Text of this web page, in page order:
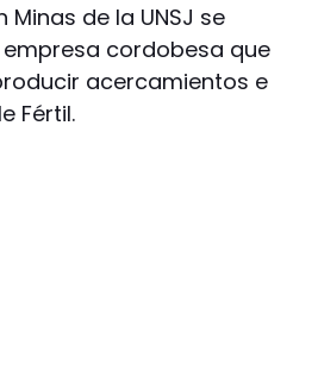
de la UNSJ se
cordobesa que
acercamientos e
Fértil.